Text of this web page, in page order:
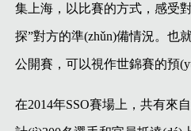
集上海，以比賽的方式，感
探”對方的準(zhǔn)備情況。
公開賽，可以視作世錦賽的預
在2014年SSO賽場上，共有